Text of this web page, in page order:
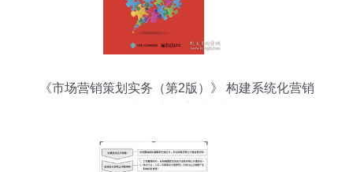
《市场营销策划实务（第2版）》 构建系统化营销